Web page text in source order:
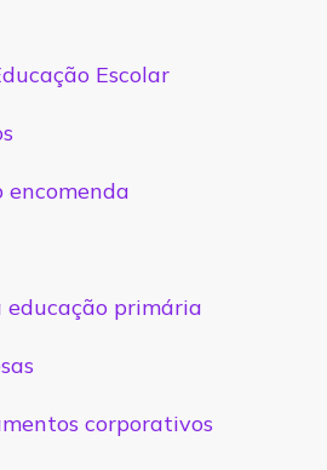
Escolar
encomenda
educação primária
corporativos